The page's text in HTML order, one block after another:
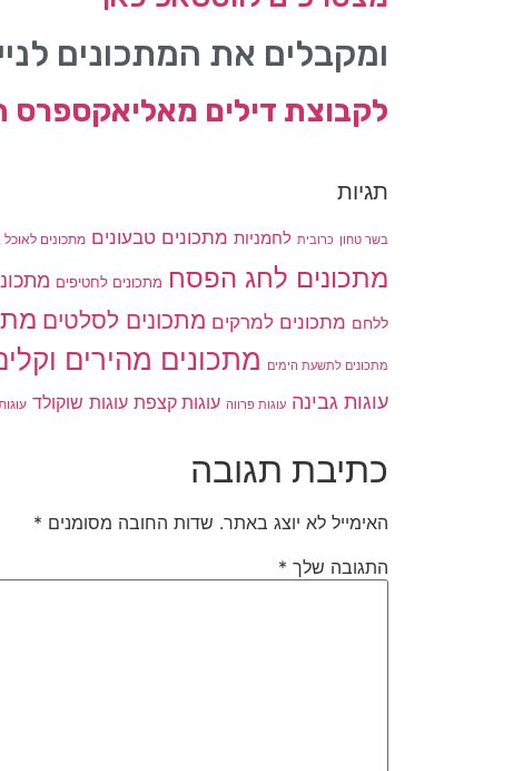
ומקבלים את המתכונים
לקבוצת דילים מאליאקספרס
תגיות
בשר טחון כרובית לחמניות מתכונים טבעונים מתכונים לאוכל
מתכונים לחג הפסח מתכונים לחטיפים
ללחם מתכונים למרקים מתכונים לסלטים
מתכונים לתשעת הימים מתכונים מהירים
עוגות גבינה עוגות פרווה עוגות קצפת עוגות שוקולד
כתיבת תגובה
האימייל לא יוצג באתר. שדות החובה מסומנים *
התגובה שלך *